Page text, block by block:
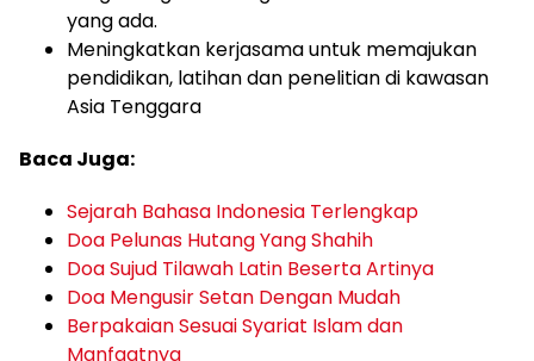
yang ada.
Meningkatkan kerjasama untuk memajukan
pendidikan, latihan dan penelitian di kawasan
Asia Tenggara
Baca Juga:
Sejarah Bahasa Indonesia Terlengkap
Doa Pelunas Hutang Yang Shahih
Doa Sujud Tilawah Latin Beserta Artinya
Doa Mengusir Setan Dengan Mudah
Berpakaian Sesuai Syariat Islam dan
Manfaatnya